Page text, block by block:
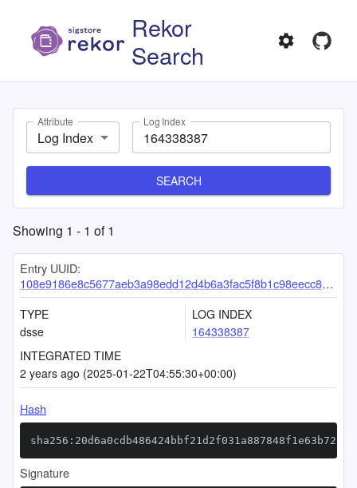
Rekor
Search
Attribute
Log Index
Log Index
SEARCH
Showing 1 - 1 of1
Entry UUID:
108e9186e8c5677aeb3a98edd12d4b6a3fac5f8b1c98eecc8b4edb0d0871f638ce933aca6292728d
TYPE
dsse
LOG INDEX
164338387
INTEGRATED TIME
2 years ago (2025-01-22T04:55:30+00:00)
Hash
Signature